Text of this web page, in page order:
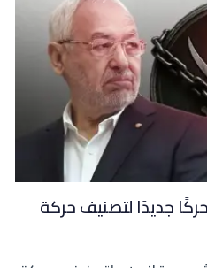
جديدًا لتصنيف حركة